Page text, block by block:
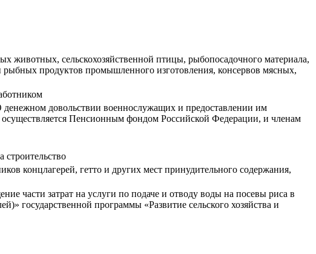
животных, сельскохозяйственной птицы, рыбопосадочного материала,
продуктов промышленного изготовления, консервов мясных,
денежном довольствии военнослужащих и предоставлении им
Пенсионным фондом Российской Федерации, и членам
строительство
концлагерей, гетто и других мест принудительного содержания,
части затрат на услуги по подаче и отводу воды на посевы риса в
государственной программы «Развитие сельского хозяйства и